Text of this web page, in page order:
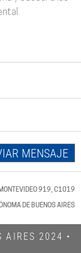
MENSAJE
MONTEVIDEO 919, C1019
DE BUENOS AIRES
AIRES 2024​ •